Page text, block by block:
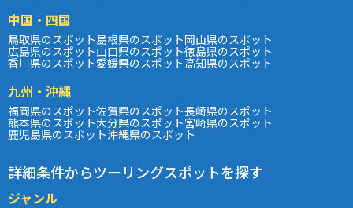
中国・四国
鳥取県のスポット島根県のスポット岡山県のスポット
広島県のスポット山口県のスポット徳島県のスポット
香川県のスポット愛媛県のスポット高知県のスポット
九州・沖縄
福岡県のスポット佐賀県のスポット長崎県のスポット
熊本県のスポット大分県のスポット宮崎県のスポット
鹿児島県のスポット沖縄県のスポット
詳細条件からツーリングスポットを探す
ジャンル